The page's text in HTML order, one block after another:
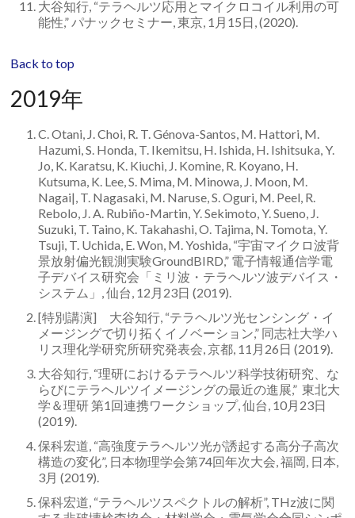
大谷知行, “テラヘルツ応用とマイクロコイル利用の可
能性,” パナックセミナー, 東京, 1月15日, (2020).
Back to top
2019年
C. Otani, J. Choi, R. T. Génova-Santos, M. Hattori, M.
Hazumi, S. Honda, T. Ikemitsu, H. Ishida, H. Ishitsuka, Y.
Jo, K. Karatsu, K. Kiuchi, J. Komine, R. Koyano, H.
Kutsuma, K. Lee, S. Mima, M. Minowa, J. Moon, M.
Nagai|, T. Nagasaki, M. Naruse, S. Oguri, M. Peel, R.
Rebolo, J. A. Rubiño-Martin, Y. Sekimoto, Y. Sueno, J.
Suzuki, T. Taino, K. Takahashi, O. Tajima, N. Tomota, Y.
Tsuji, T. Uchida, E. Won, M. Yoshida, “宇宙マイクロ波背
景放射偏光観測実験GroundBIRD,” 電子情報通信学電
子デバイス研究会「ミリ波・テラヘルツ波デバイス・
システム」, 仙台, 12月23日 (2019).
[特別講演] 大谷知行, “テラヘルツ光センシング・イ
メージングで切り拓くイノベーション,” 同志社大学ハ
リス理化学研究所研究発表会, 京都, 11月26日 (2019).
大谷知行, “理研におけるテラヘルツ科学技術研究、な
らびにテラヘルツイメージングの最近の進展,” 東北大
学＆理研 第1回連携ワークショップ, 仙台, 10月23日
(2019).
保科宏道, “高強度テラヘルツ光が誘起する高分子高次
構造の変化”, 日本物理学会第74回年次大会, 福岡, 日本,
3月 (2019).
保科宏道, “テラヘルツスペクトルの解析”, THz波に関